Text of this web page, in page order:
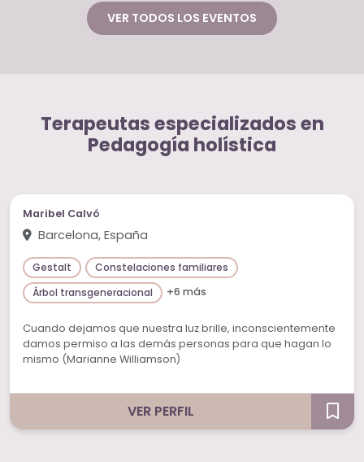
VER TODOS LOS EVENTOS
Terapeutas especializados en
Pedagogía holística
Maribel Calvó
Barcelona, España
Gestalt
Constelaciones familiares
Árbol transgeneracional
+6 más
Cuando dejamos que nuestra luz brille, inconscientemente
damos permiso a las demás personas para que hagan lo
mismo (Marianne Williamson)
VER PERFIL